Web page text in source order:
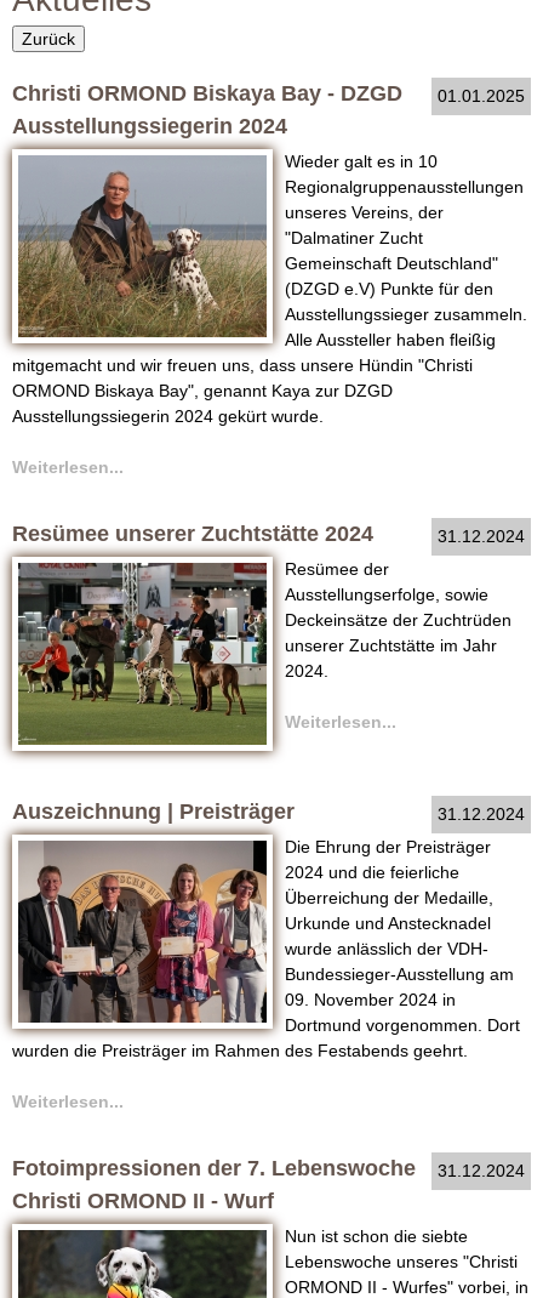
i
O
R
M
O
N
D
D
a
l
m
a
t
i
n
r
F
C
I
D
H
m
l
a
Zurück
01.01.2025
Christi ORMOND Biskaya Bay - DZGD
Ausstellungssiegerin 2024
Wieder galt es in 10
Regionalgruppenausstellungen
unseres Vereins, der
"Dalmatiner Zucht
Gemeinschaft Deutschland"
(DZGD e.V) Punkte für den
Ausstellungssieger zusammeln.
Alle Aussteller haben fleißig
mitgemacht und wir freuen uns, dass unsere Hündin "Christi
ORMOND Biskaya Bay", genannt Kaya zur DZGD
Ausstellungssiegerin 2024 gekürt wurde.
Weiterlesen...
31.12.2024
Resümee unserer Zuchtstätte 2024
Resümee der
Ausstellungserfolge, sowie
Deckeinsätze der Zuchtrüden
unserer Zuchtstätte im Jahr
2024.
Weiterlesen...
31.12.2024
Auszeichnung | Preisträger
Die Ehrung der Preisträger
2024 und die feierliche
Überreichung der Medaille,
Urkunde und Anstecknadel
wurde anlässlich der VDH-
Bundessieger-Ausstellung am
09. November 2024 in
Dortmund vorgenommen. Dort
wurden die Preisträger im Rahmen des Festabends geehrt.
Weiterlesen...
31.12.2024
Fotoimpressionen der 7. Lebenswoche
Christi ORMOND II - Wurf
Nun ist schon die siebte
Lebenswoche unseres "Christi
ORMOND II - Wurfes" vorbei, in